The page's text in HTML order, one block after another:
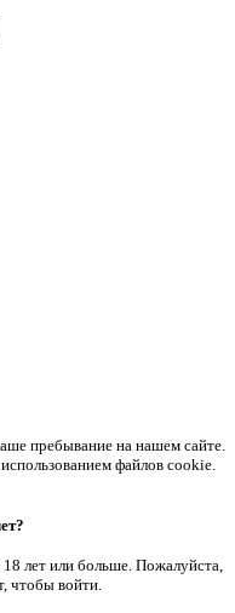
пребывание на нашем сайте.
файлов cookie.
лет или больше. Пожалуйста,
чтобы войти.